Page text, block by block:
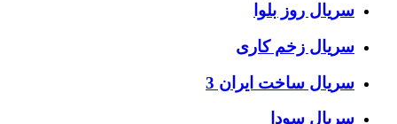
سریال روز بلوا
سریال زخم کاری
سریال ساخت ایران 3
سریال سودا